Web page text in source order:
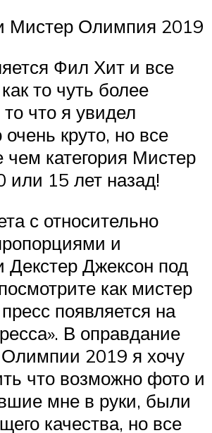
Мистер Олимпия 2019
Фил Хит и все
то чуть более
что я увидел
очень круто, но все
чем категория Мистер
15 лет назад!
с относительно
и
Декстер Джексон под
как мистер
появляется на
В оправдание
Олимпии 2019 я хочу
что возможно фото и
мне в руки, были
качества, но все